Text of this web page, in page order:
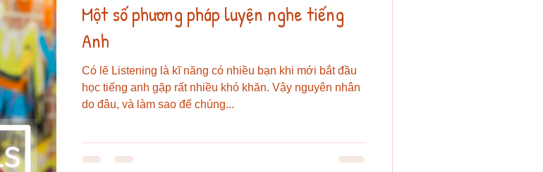
Một số phương pháp luyện nghe tiếng
Anh
Có lẽ Listening là kĩ năng có nhiều bạn khi mới bắt đầu
học tiếng anh gặp rất nhiều khó khăn. Vậy nguyên nhân
do đâu, và làm sao để chúng...